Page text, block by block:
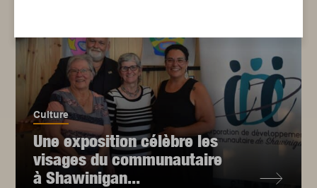
Culture
Une exposition célèbre les
visages du communautaire
à Shawinigan...